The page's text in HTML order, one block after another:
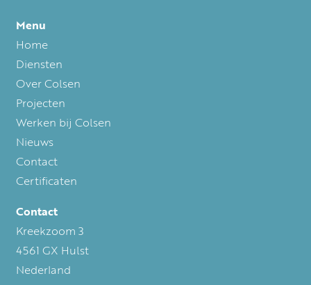
Menu
Voet
Home
Diensten
Over Colsen
Projecten
Werken bij Colsen
Nieuws
Contact
Certificaten
Contact
Kreekzoom 3
4561 GX Hulst
Nederland